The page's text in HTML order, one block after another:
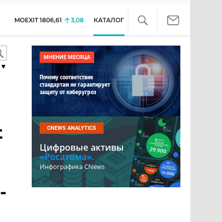
MOEXIT 1806,61 3,08 КАТАЛОГ
МНЕНИЕ МЕСЯЦА
Почему соответствие
стандартам не гарантирует
защиту от киберугроз
CNEWS ANALYTICS
Цифровые активы
«Росатома».
Инфографика CNews